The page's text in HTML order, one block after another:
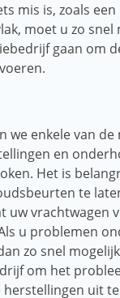
mis is, zoals een
moet u zo snel
gaan om
we enkele van de
en
Het is
te
uw vrachtwagen
u problemen
zo snel
om het
herstellingen uit